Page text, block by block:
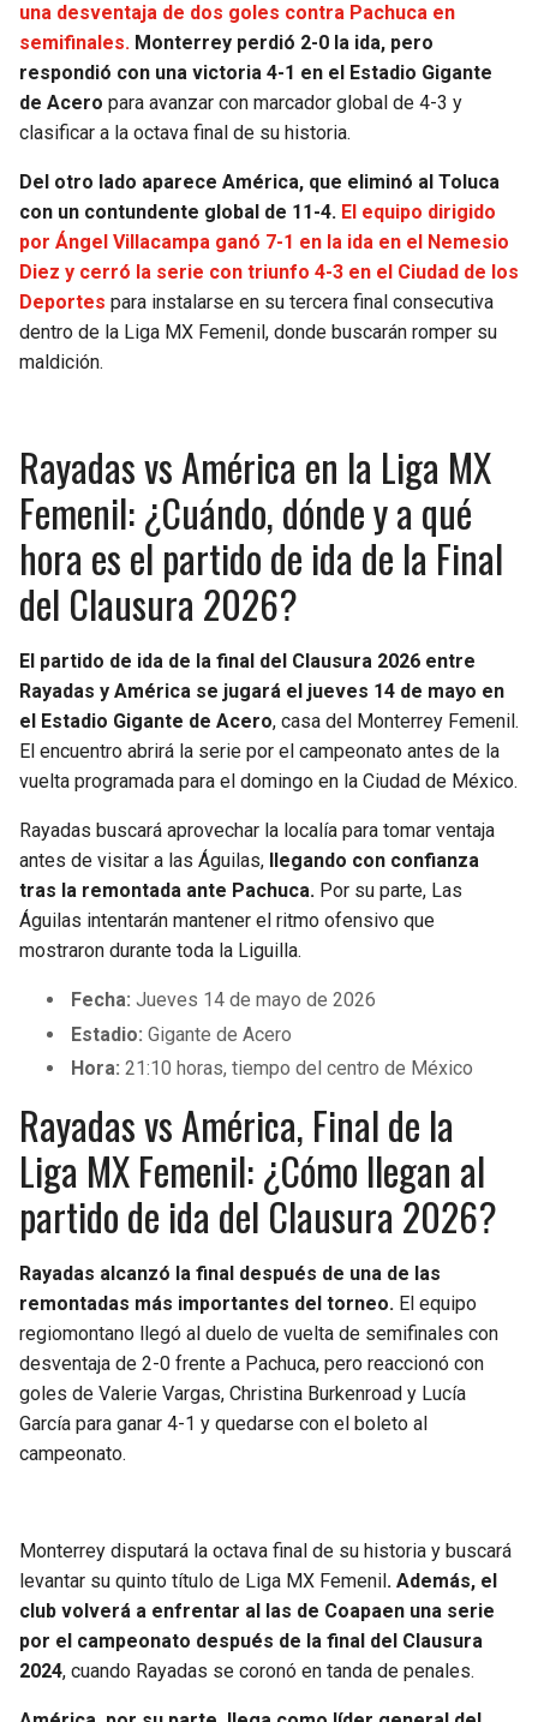
SAINTS
BUCCANEERS
una desventaja de dos goles contra Pachuca en
semifinales. Monterrey perdió 2-0 la ida, pero
respondió con una victoria 4-1 en el Estadio Gigante
de Acero para avanzar con marcador global de 4-3 y
clasificar a la octava final de su historia.
Del otro lado aparece América, que eliminó al Toluca
con un contundente global de 11-4. El equipo dirigido
por Ángel Villacampa ganó 7-1 en la ida en el Nemesio
Diez y cerró la serie con triunfo 4-3 en el Ciudad de los
Deportes para instalarse en su tercera final consecutiva
dentro de la Liga MX Femenil, donde buscarán romper su
maldición.
Rayadas vs América en la Liga MX
Femenil: ¿Cuándo, dónde y a qué
hora es el partido de ida de la Final
del Clausura 2026?
El partido de ida de la final del Clausura 2026 entre
Rayadas y América se jugará el jueves 14 de mayo en
el Estadio Gigante de Acero, casa del Monterrey Femenil.
El encuentro abrirá la serie por el campeonato antes de la
vuelta programada para el domingo en la Ciudad de México.
Rayadas buscará aprovechar la localía para tomar ventaja
antes de visitar a las Águilas, llegando con confianza
tras la remontada ante Pachuca. Por su parte, Las
Águilas intentarán mantener el ritmo ofensivo que
mostraron durante toda la Liguilla.
Fecha: Jueves 14 de mayo de 2026
Estadio: Gigante de Acero
Hora: 21:10 horas, tiempo del centro de México
Rayadas vs América, Final de la
Liga MX Femenil: ¿Cómo llegan al
partido de ida del Clausura 2026?
Rayadas alcanzó la final después de una de las
remontadas más importantes del torneo. El equipo
regiomontano llegó al duelo de vuelta de semifinales con
desventaja de 2-0 frente a Pachuca, pero reaccionó con
goles de Valerie Vargas, Christina Burkenroad y Lucía
García para ganar 4-1 y quedarse con el boleto al
campeonato.
Monterrey disputará la octava final de su historia y buscará
levantar su quinto título de Liga MX Femenil. Además, el
club volverá a enfrentar al las de Coapaen una serie
por el campeonato después de la final del Clausura
2024, cuando Rayadas se coronó en tanda de penales.